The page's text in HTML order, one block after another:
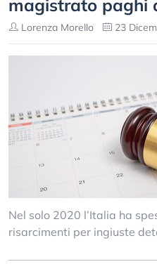
magistrato paghi
Lorenza Morello 23
Nel solo 2020 l’Italia ha
risarcimenti per ingiuste